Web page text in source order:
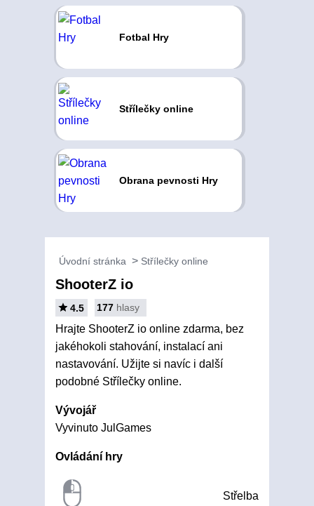
Fotbal Hry
Střílečky online
Obrana pevnosti Hry
Úvodní stránka Střílečky online
ShooterZ io
4.5 177 hlasy
Hrajte ShooterZ io online zdarma, bez
jakéhokoli stahování, instalací ani
nastavování. Užijte si navíc i další
podobné Střílečky online.
Vývojář
Vyvinuto JulGames
Ovládání hry
Střelba